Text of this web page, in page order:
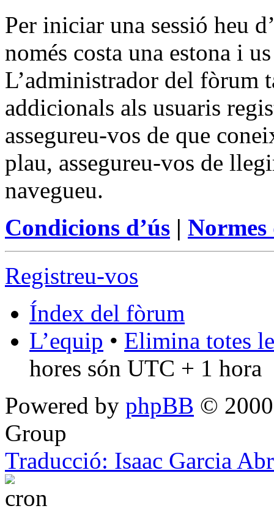
Per iniciar una sessió heu
només costa una estona i
L’administrador del fòrum
addicionals als usuaris
assegureu-vos de que
plau, assegureu-vos de
navegueu.
Condicions d’ús | Normes
Registreu-vos
Índex del fòrum
L’equip • Elimina totes
hores són UTC + 1 hora
Powered by phpBB ©
Group
Traducció: Isaac Garcia